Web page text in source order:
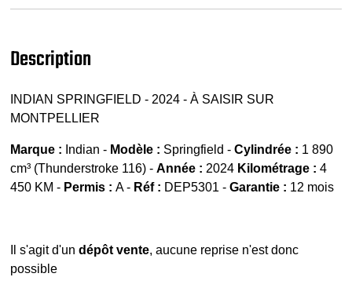
Description
INDIAN SPRINGFIELD - 2024 - À SAISIR SUR
MONTPELLIER
Marque : Indian - Modèle : Springfield -Cylindrée : 1 890
cm³ (Thunderstroke 116) -Année : 2024 Kilométrage : 4
450 KM - Permis : A - Réf : DEP5301 -Garantie : 12 mois
Il s'agit d'undépôt vente, aucune reprise n'est donc
possible